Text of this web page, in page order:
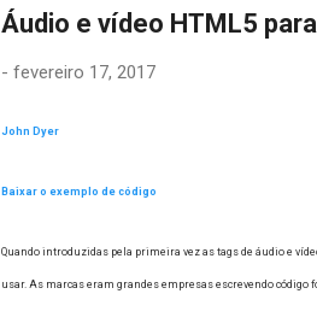
Áudio e vídeo HTML5
- fevereiro 17, 2017
John Dyer
Baixar o exemplo de código
Quando introduzidas pela primeira vez as tags de áudio e
usar. As marcas eram grandes empresas escrevendo